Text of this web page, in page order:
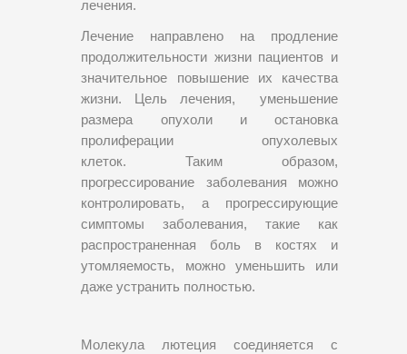
лечения.
Лечение направлено на продление
продолжительности жизни пациентов и
значительное повышение их качества
жизни. Цель лечения, уменьшение
размера опухоли и остановка
пролиферации опухолевых
клеток. Таким образом,
прогрессирование заболевания можно
контролировать, а прогрессирующие
симптомы заболевания, такие как
распространенная боль в костях и
утомляемость, можно уменьшить или
даже устранить полностью.
Молекула лютеция соединяется с